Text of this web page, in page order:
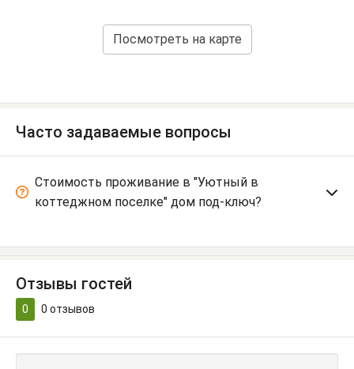
Посмотреть на карте
Часто задаваемые вопросы
Стоимость проживание в "Уютный в
коттеджном поселке" дом под-ключ?
Отзывы гостей
0 0 отзывов